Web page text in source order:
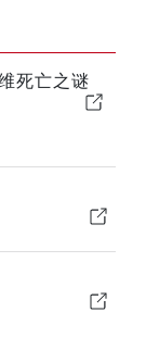
死亡之谜